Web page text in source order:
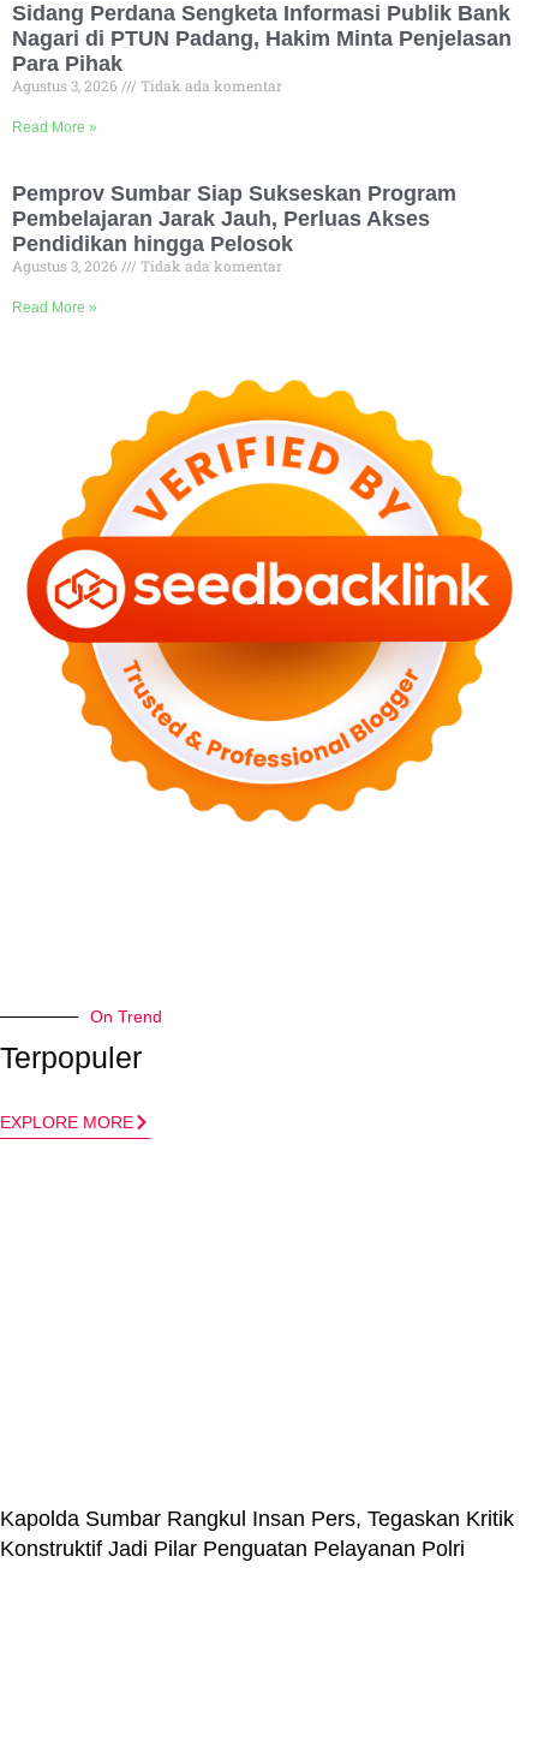
Sidang Perdana Sengketa Informasi Publik Bank
Nagari di PTUN Padang, Hakim Minta Penjelasan
Para Pihak
Agustus 3, 2026 Tidak ada komentar
Read More »
Pemprov Sumbar Siap Sukseskan Program
Pembelajaran Jarak Jauh, Perluas Akses
Pendidikan hingga Pelosok
Agustus 3, 2026 Tidak ada komentar
Read More »
On Trend
Terpopuler
EXPLORE MORE
Kapolda Sumbar Rangkul Insan Pers, Tegaskan Kritik
Konstruktif Jadi Pilar Penguatan Pelayanan Polri